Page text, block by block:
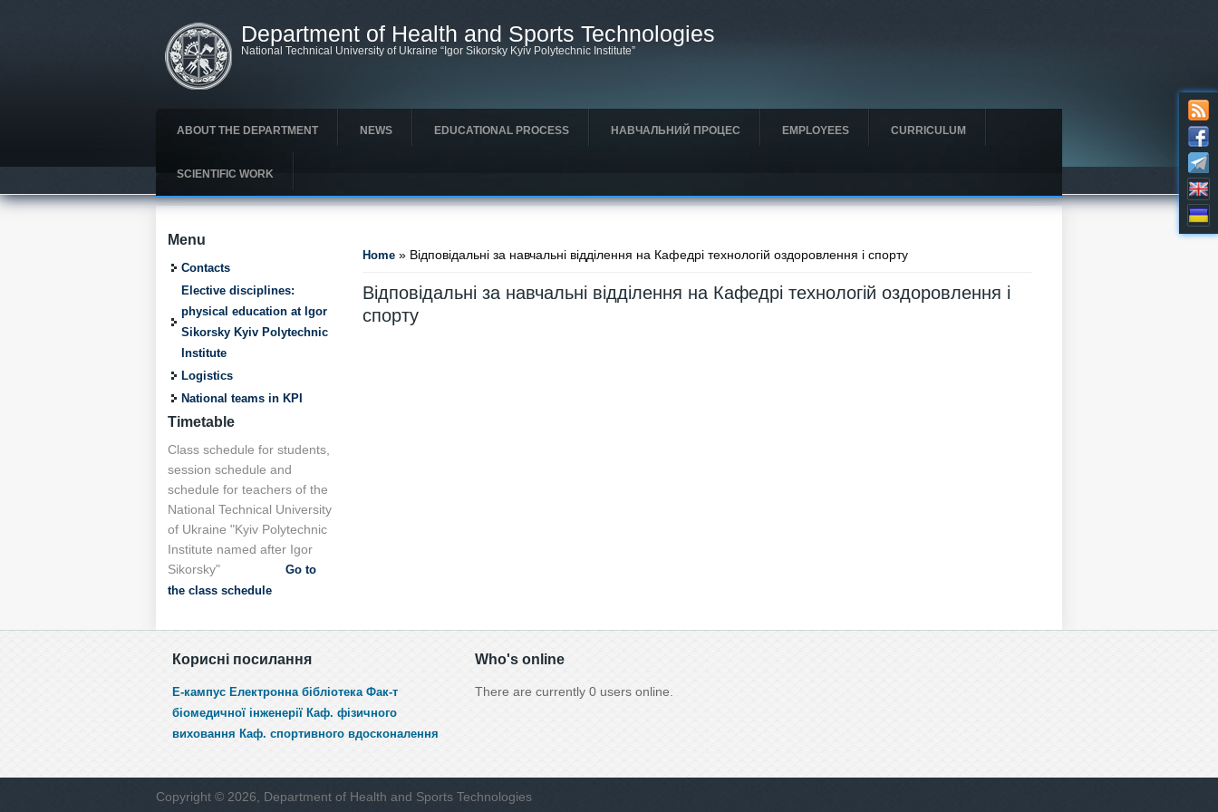
Department of Health and Sports Technologies
National Technical University of Ukraine “Igor Sikorsky Kyiv Polytechnic Institute”
ABOUT THE DEPARTMENT NEWS EDUCATIONAL PROCESS НАВЧАЛЬНИЙ ПРОЦЕС EMPLOYEES CURRICULUM
SCIENTIFIC WORK
Home » Відповідальні за навчальні відділення на Кафедрі технологій оздоровлення і спорту
Відповідальні за навчальні відділення на Кафедрі технологій оздоровлення і
спорту
Menu
Contacts
Elective disciplines:
physical education at Igor
Sikorsky Kyiv Polytechnic
Institute
Logistics
National teams in KPI
Timetable
Class schedule for students,
session schedule and
schedule for teachers of the
National Technical University
of Ukraine "Kyiv Polytechnic
Institute named after Igor
Sikorsky"
Go to
the class schedule
Корисні посилання
Е-кампус Електронна бібліотека Фак-т
біомедичної інженерії Каф. фізичного
виховання Каф. спортивного вдосконалення
Who's online
There are currently 0 users online.
Copyright © 2026, Department of Health and Sports Technologies